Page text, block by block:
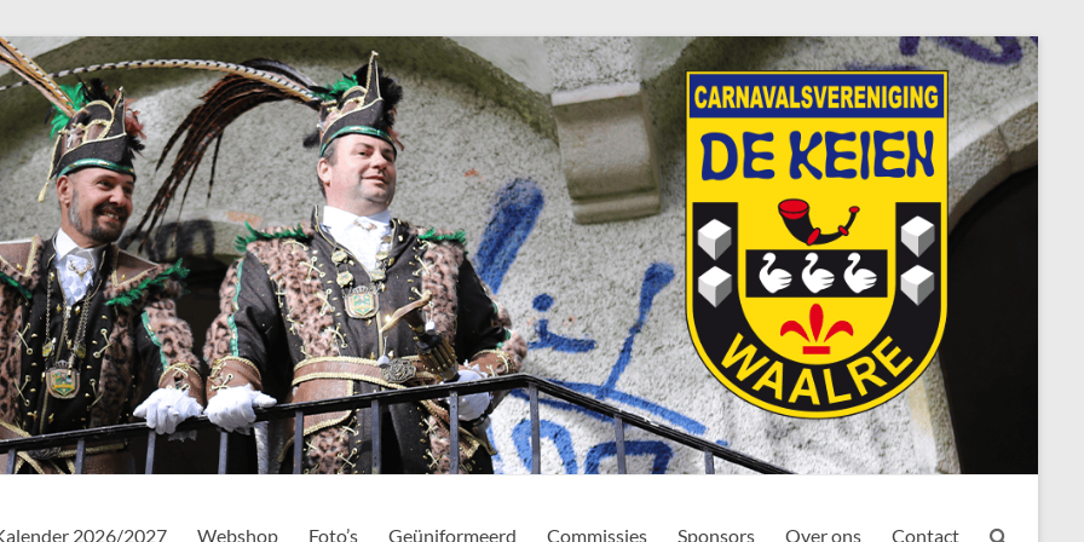
2026/2027 Webshop Foto’s Geüniformeerd Commissies Sponsors Over ons Contact